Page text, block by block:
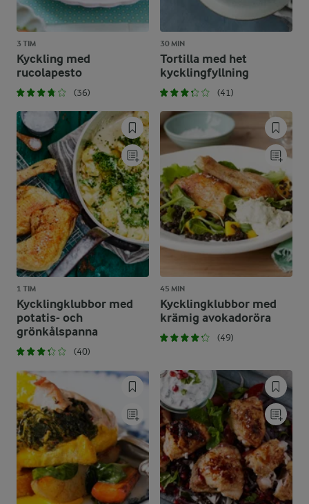
3 TIM
Kyckling med
rucolapesto
(36)
30 MIN
Tortilla med het
kycklingfyllning
(41)
1 TIM
Kycklingklubbor med
potatis- och
grönkålspanna
(40)
45 MIN
Kycklingklubbor med
krämig avokadoröra
(49)